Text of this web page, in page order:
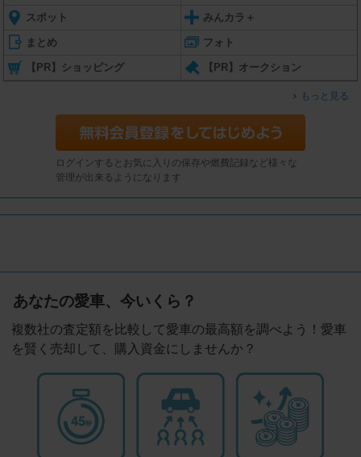
スポット みんカラ＋
まとめ フォト
【PR】ショッピング 【PR】オークション
もっと見る
ログインするとお気に入りの保存や燃費記録など様々な
管理が出来るようになります
あなたの愛車、今いくら？
複数社の査定額を比較して愛車の最高額を調べよう！愛車
を賢く売却して、購入資金にしませんか？